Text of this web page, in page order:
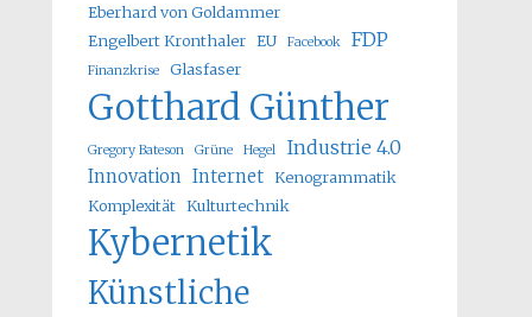
Eberhard von Goldammer
Engelbert Kronthaler EU Facebook FDP
Finanzkrise Glasfaser
Gotthard Günther
Gregory Bateson Grüne Hegel Industrie 4.0
Innovation Internet Kenogrammatik
Komplexität Kulturtechnik
Kybernetik
Künstliche